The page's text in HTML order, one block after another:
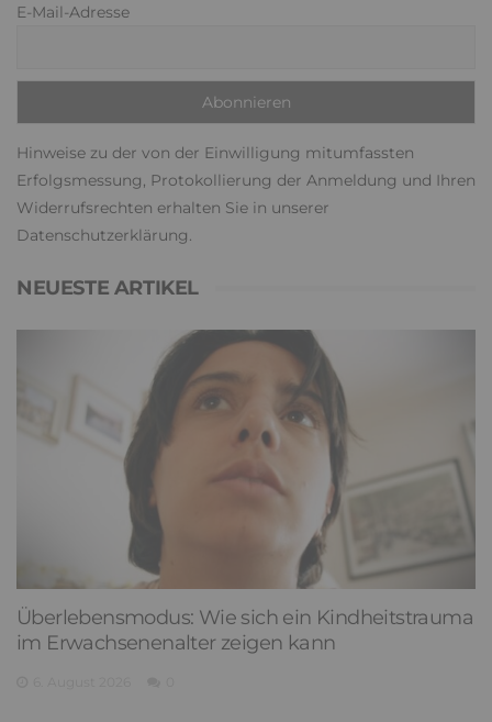
E-Mail-Adresse
Hinweise zu der von der Einwilligung mitumfassten
Erfolgsmessung, Protokollierung der Anmeldung und Ihren
Widerrufsrechten erhalten Sie in unserer
Datenschutzerklärung.
NEUESTE ARTIKEL
Überlebensmodus: Wie sich ein Kindheitstrauma
im Erwachsenenalter zeigen kann